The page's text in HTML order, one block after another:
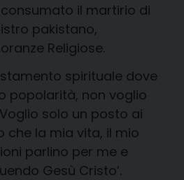
il martirio di
pakistano,
Religiose.
spirituale dove
popolarità, non voglio
solo un posto ai
che la mia vita, il mio
parlino per me e
Gesù Cristo’.